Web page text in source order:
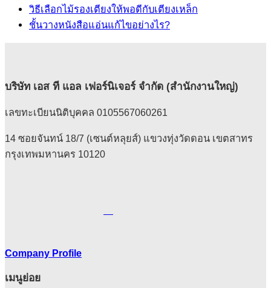
วิธีเลือกไม้รองเตียงให้พอดีกับเตียงเหล็ก
ชั้นวางหนังสือแอ่นแก้ไขอย่างไร?
บริษัท เอส ที แอล เฟอร์นิเจอร์ จำกัด (สำนักงานใหญ่)
เลขทะเบียนนิติบุคคล 0105567060261
14 ซอยจันทน์ 18/7 (เซนต์หลุยส์) แขวงทุ่งวัดดอน เขตสาทร
กรุงเทพมหานคร 10120
Company Profile
เมนูย่อย